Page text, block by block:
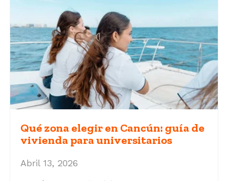
Qué zona elegir en Cancún: guía de
vivienda para universitarios
Abril 13, 2026